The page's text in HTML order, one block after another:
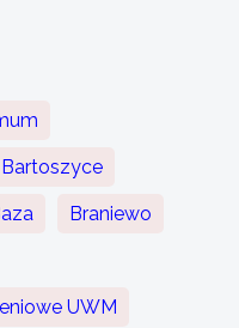
Bartoszyce
Braniewo
UWM